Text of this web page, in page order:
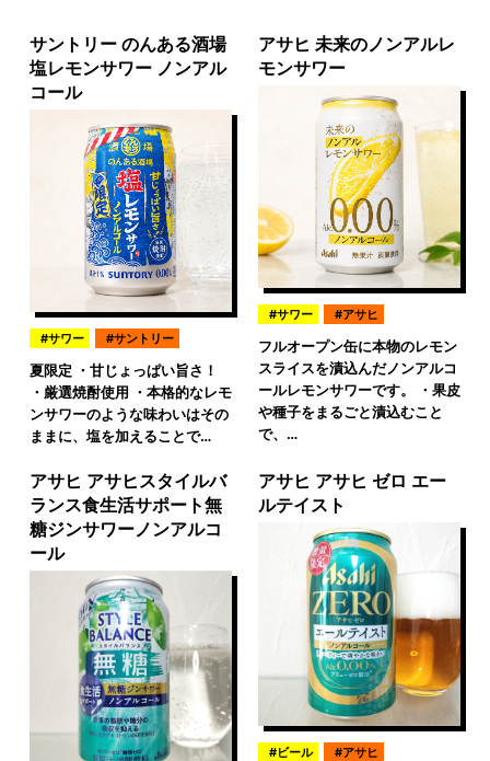
サントリー のんある酒場
塩レモンサワー ノンアル
コール
サワー サントリー
夏限定 ・甘じょっぱい旨さ！
・厳選焼酎使用 ・本格的なレモ
ンサワーのような味わいはその
ままに、塩を加えることで…
アサヒ 未来のノンアルレ
モンサワー
サワー アサヒ
フルオープン缶に本物のレモン
スライスを漬込んだノンアルコ
ールレモンサワーです。 ・果皮
や種子をまるごと漬込むこと
で、…
アサヒ アサヒスタイルバ
ランス食生活サポート無
糖ジンサワーノンアルコ
ール
アサヒ アサヒ ゼロ エー
ルテイスト
ビール アサヒ